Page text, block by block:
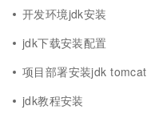
开发环境jdk安装
jdk下载安装配置
项目部署安装jdk tomcat
jdk教程安装